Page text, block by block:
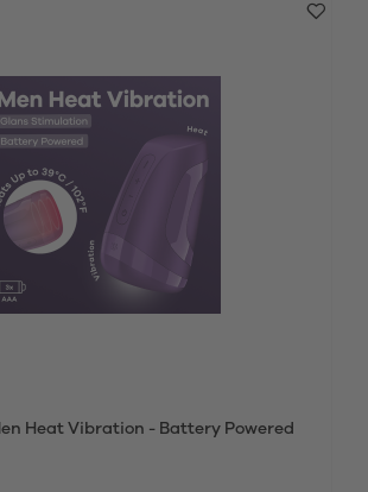
Heat Vibration - Battery Powered